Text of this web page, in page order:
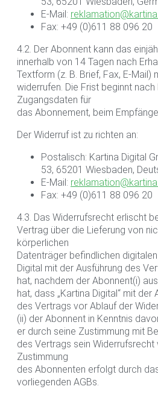
E-Mail:
Fax: +49 (0)611 88 096 20
4.2. Der Abonnent kann das
innerhalb von 14 Tagen nach
Textform (z. B. Brief, Fax, E-Mail)
widerrufen. Die Frist beginnt nach
Zugangsdaten für
das Abonnement, beim
Der Widerruf ist zu richten an:
Postalisch: Kartina Digital
53, 65201 Wiesbaden,
E-Mail:
Fax: +49 (0)611 88 096 20
4.3. Das Widerrufsrecht erlischt
Vertrag über die Lieferung von
körperlichen
Datenträger befindlichen
Digital mit der Ausführung des
hat, nachdem der Abonnent(i)
hat, dass „Kartina Digital“ mit der
des Vertrags vor Ablauf der
(ii) der Abonnent in Kenntnis
er durch seine Zustimmung mit
des Vertrags sein Widerrufsrecht
Zustimmung
des Abonnenten erfolgt durch
vorliegenden AGBs.